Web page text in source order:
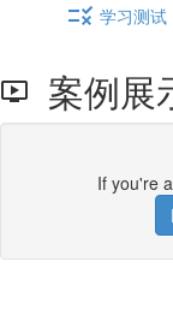
学习测试
案例展
If you're